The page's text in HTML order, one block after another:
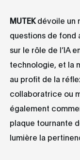
MUTEKdévoile un
questions de fond
sur le rôle de l’IA
technologie, et la
au profit de la
collaboratrice ou
également
plaque tournante
lumière la